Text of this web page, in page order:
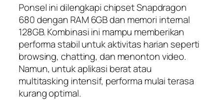
Ponsel ini dilengkapi chipset Snapdragon
680 dengan RAM 6GB dan memori internal
128GB. Kombinasi ini mampu memberikan
performa stabil untuk aktivitas harian seperti
browsing, chatting, dan menonton video.
Namun, untuk aplikasi berat atau
multitasking intensif, performa mulai terasa
kurang optimal.